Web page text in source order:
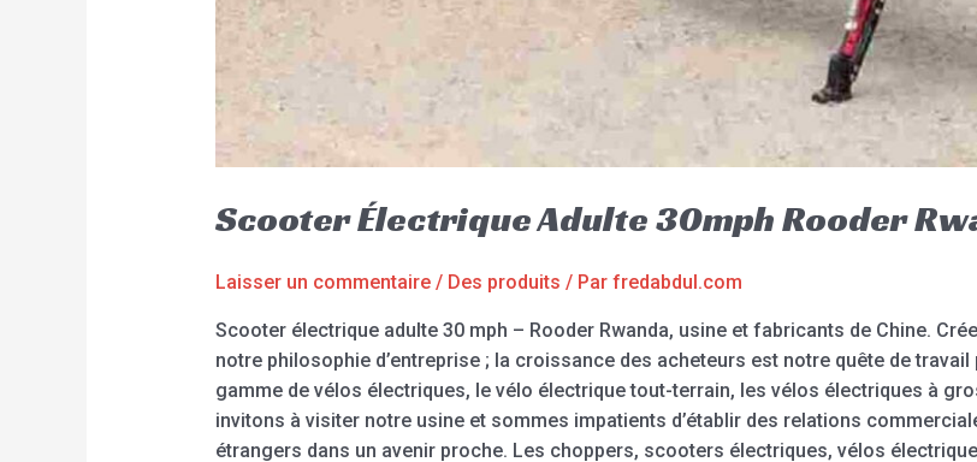
Scooter Électrique Adulte 30mph Rooder
Laisser un commentaire / Des produits / Par fredabdul.com
Scooter électrique adulte 30 mph – Rooder Rwanda, usine et fabricants de Chine.
notre philosophie d’entreprise ; la croissance des acheteurs est notre quête de
gamme de vélos électriques, le vélo électrique tout-terrain, les vélos électriques à
invitons à visiter notre usine et sommes impatients d’établir des relations
étrangers dans un avenir proche. Les choppers, scooters électriques, vélos